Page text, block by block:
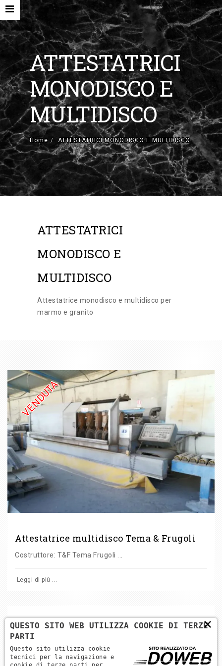
HOME
AZIENDA
MACCHINE NUOVE E ACCESSORI
MACCHINE USATE
CONTATTI
ATTESTATRICI
MONODISCO E
MULTIDISCO
Home ATTESTATRICI MONODISCO E MULTIDISCO
ATTESTATRICI
MONODISCO E
MULTIDISCO
Attestatrice monodisco e multidisco per
marmo e granito
VENDUTA
Attestatrice multidisco Tema & Frugoli
Costruttore: T&F Tema Frugoli ...
Leggi di più ...
Torna alle categorie
×
QUESTO SITO WEB UTILIZZA COOKIE DI TERZE
PARTI
Questo sito utilizza cookie
tecnici per la navigazione e